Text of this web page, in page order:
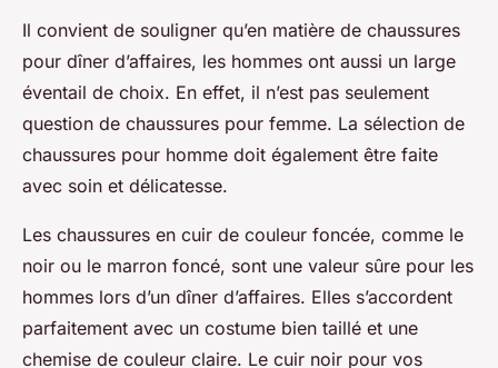
Il convient de souligner qu’en matière de chaussures
pour dîner d’affaires, les hommes ont aussi un large
éventail de choix. En effet, il n’est pas seulement
question de chaussures pour femme. La sélection de
chaussures pour homme doit également être faite
avec soin et délicatesse.
Les chaussures en cuir de couleur foncée, comme le
noir ou le marron foncé, sont une valeur sûre pour les
hommes lors d’un dîner d’affaires. Elles s’accordent
parfaitement avec un costume bien taillé et une
chemise de couleur claire. Le cuir noir pour vos